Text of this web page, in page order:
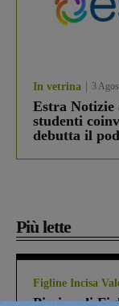
In vetrina 3
Estra Notizie
studenti
debutta il
Più lette
Figline Incisa